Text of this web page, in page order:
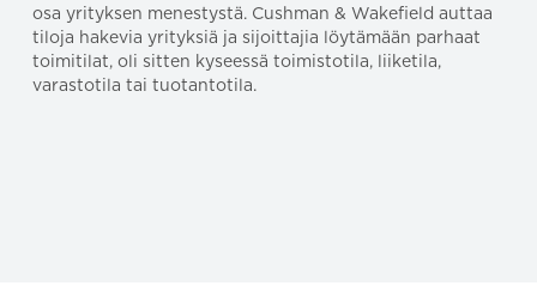
osa yrityksen menestystä. Cushman & Wakefield auttaa
tiloja hakevia yrityksiä ja sijoittajia löytämään parhaat
toimitilat, oli sitten kyseessä toimistotila, liiketila,
varastotila tai tuotantotila.